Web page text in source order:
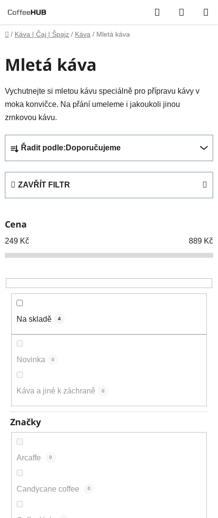
na
obsah
Hledat
KOŠÍK
Domů
/ Káva | Čaj | Špajz / Káva / Mletá káva
Mletá káva
Vychutnejte si mletou kávu speciálně pro přípravu kávy v
moka konvičce. Na přání umeleme i jakoukoli jinou
zrnkovou kávu.
Ř
a
z
n
r
o
d
k
t
Řadit podle: Doporučujeme
ZAVŘÍT FILTR
Cena
249 Kč 889 Kč
Na skladě 4
Novinka 0
Káva a jiné k záchraně 0
Značky
Arcaffe 0
Candycane coffee 0